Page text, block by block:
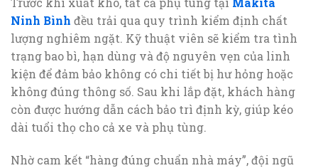
Ninh Bình đều trải qua quy trình kiểm định chất
lượng nghiêm ngặt. Kỹ thuật viên sẽ kiểm tra tình
trạng bao bì, hạn dùng và độ nguyên vẹn của linh
kiện để đảm bảo không có chi tiết bị hư hỏng hoặc
không đúng thông số. Sau khi lắp đặt, khách hàng
còn được hướng dẫn cách bảo trì định kỳ, giúp kéo
dài tuổi thọ cho cả xe và phụ tùng.
Nhờ cam kết “hàng đúng chuẩn nhà máy”, đội ngũ